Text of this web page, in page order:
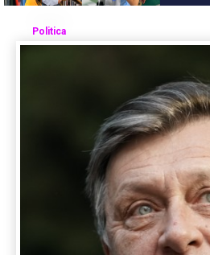
Politica